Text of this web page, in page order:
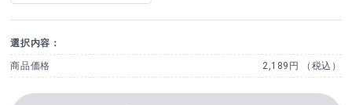
選択内容：
商品価格 2,189円 （税込）